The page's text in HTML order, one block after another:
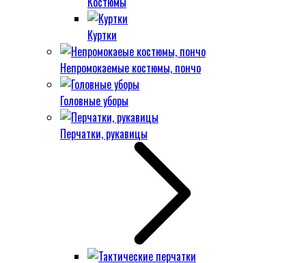
Куртки
Непромокаемые костюмы, пончо
Головные уборы
Перчатки, рукавицы